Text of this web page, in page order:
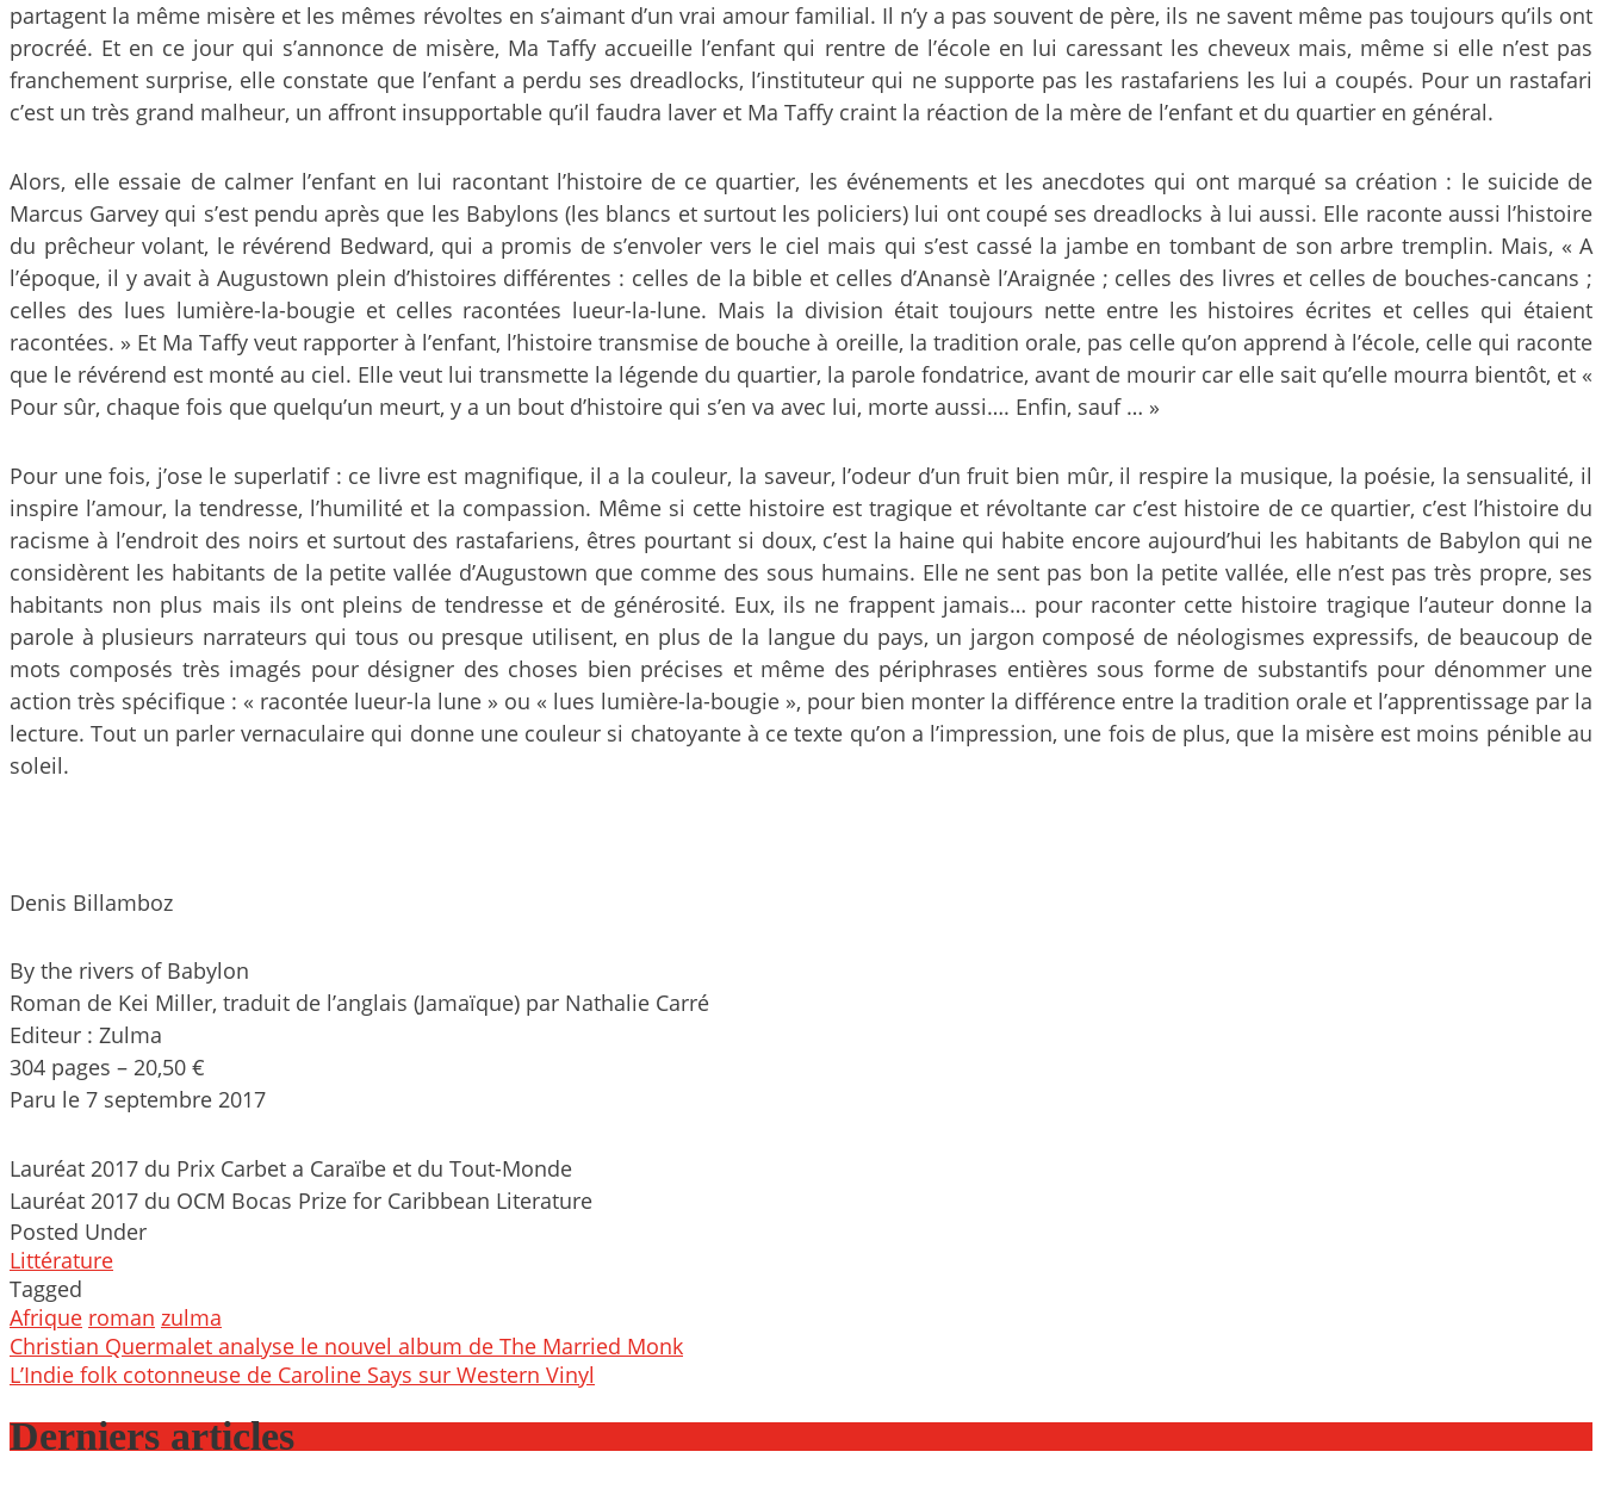
partagent la même misère et les mêmes révoltes en s’aimant d’un vrai amour familial. Il n’y a pas souvent de père, ils ne savent même pas toujours qu’ils ont
procréé. Et en ce jour qui s’annonce de misère, Ma Taffy accueille l’enfant qui rentre de l’école en lui caressant les cheveux mais, même si elle n’est pas
franchement surprise, elle constate que l’enfant a perdu ses dreadlocks, l’instituteur qui ne supporte pas les rastafariens les lui a coupés. Pour un rastafari
c’est un très grand malheur, un affront insupportable qu’il faudra laver et Ma Taffy craint la réaction de la mère de l’enfant et du quartier en général.
Alors, elle essaie de calmer l’enfant en lui racontant l’histoire de ce quartier, les événements et les anecdotes qui ont marqué sa création : le suicide de
Marcus Garvey qui s’est pendu après que les Babylons (les blancs et surtout les policiers) lui ont coupé ses dreadlocks à lui aussi. Elle raconte aussi l’histoire
du prêcheur volant, le révérend Bedward, qui a promis de s’envoler vers le ciel mais qui s’est cassé la jambe en tombant de son arbre tremplin. Mais, « A
l’époque, il y avait à Augustown plein d’histoires différentes : celles de la bible et celles d’Anansè l’Araignée ; celles des livres et celles de bouches-cancans ;
celles des lues lumière-la-bougie et celles racontées lueur-la-lune. Mais la division était toujours nette entre les histoires écrites et celles qui étaient
racontées. » Et Ma Taffy veut rapporter à l’enfant, l’histoire transmise de bouche à oreille, la tradition orale, pas celle qu’on apprend à l’école, celle qui raconte
que le révérend est monté au ciel. Elle veut lui transmette la légende du quartier, la parole fondatrice, avant de mourir car elle sait qu’elle mourra bientôt, et «
Pour sûr, chaque fois que quelqu’un meurt, y a un bout d’histoire qui s’en va avec lui, morte aussi…. Enfin, sauf … »
Pour une fois, j’ose le superlatif : ce livre est magnifique, il a la couleur, la saveur, l’odeur d’un fruit bien mûr, il respire la musique, la poésie, la sensualité, il
inspire l’amour, la tendresse, l’humilité et la compassion. Même si cette histoire est tragique et révoltante car c’est histoire de ce quartier, c’est l’histoire du
racisme à l’endroit des noirs et surtout des rastafariens, êtres pourtant si doux, c’est la haine qui habite encore aujourd’hui les habitants de Babylon qui ne
considèrent les habitants de la petite vallée d’Augustown que comme des sous humains. Elle ne sent pas bon la petite vallée, elle n’est pas très propre, ses
habitants non plus mais ils ont pleins de tendresse et de générosité. Eux, ils ne frappent jamais… pour raconter cette histoire tragique l’auteur donne la
parole à plusieurs narrateurs qui tous ou presque utilisent, en plus de la langue du pays, un jargon composé de néologismes expressifs, de beaucoup de
mots composés très imagés pour désigner des choses bien précises et même des périphrases entières sous forme de substantifs pour dénommer une
action très spécifique : « racontée lueur-la lune » ou « lues lumière-la-bougie », pour bien monter la différence entre la tradition orale et l’apprentissage par la
lecture. Tout un parler vernaculaire qui donne une couleur si chatoyante à ce texte qu’on a l’impression, une fois de plus, que la misère est moins pénible au
soleil.
Denis Billamboz
By the rivers of Babylon
Roman de Kei Miller, traduit de l’anglais (Jamaïque) par Nathalie Carré
Editeur : Zulma
304 pages – 20,50 €
Paru le 7 septembre 2017
Lauréat 2017 du Prix Carbet a Caraïbe et du Tout-Monde
Lauréat 2017 du OCM Bocas Prize for Caribbean Literature
Posted Under
Littérature
Tagged
Afrique roman zulma
Post
navigation
Christian Quermalet analyse le nouvel album de The Married Monk
L’Indie folk cotonneuse de Caroline Says sur Western Vinyl
Derniers articles